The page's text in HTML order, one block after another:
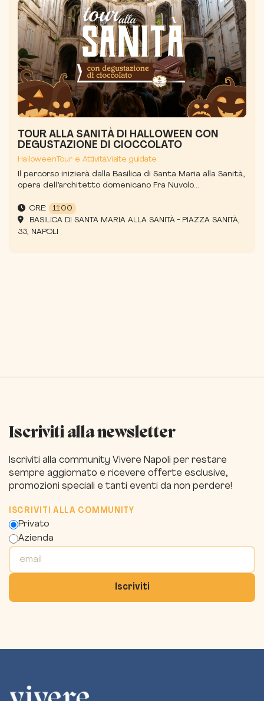
TOUR ALLA SANITÀ DI HALLOWEEN CON
DEGUSTAZIONE DI CIOCCOLATO
HalloweenTour e AttivitàVisite guidate
Il percorso inizierà dalla Basilica di Santa Maria alla Sanità,
opera dell’architetto domenicano Fra Nuvolo...
ORE:
11:00
BASILICA DI SANTA MARIA ALLA SANITÀ - PIAZZA SANITÀ,
33, NAPOLI
Iscriviti alla newsletter
Iscriviti alla community Vivere Napoli per restare
sempre aggiornato e ricevere offerte esclusive,
promozioni speciali e tanti eventi da non perdere!
ISCRIVITI ALLA COMMUNITY
Privato
Azienda